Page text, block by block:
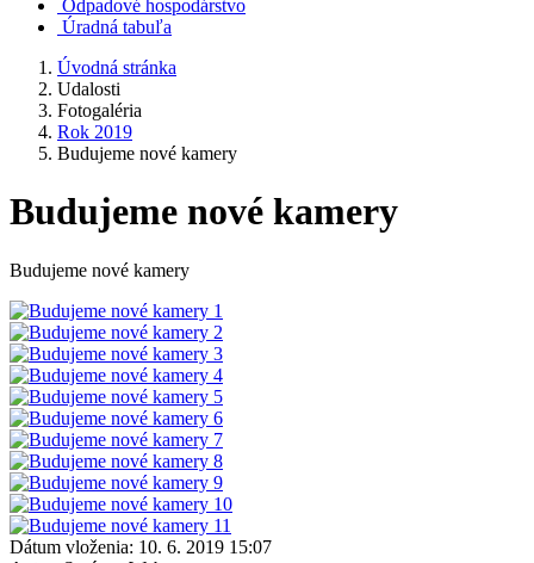
Odpadové hospodárstvo
Úradná tabuľa
Úvodná stránka
Udalosti
Fotogaléria
Rok 2019
Budujeme nové kamery
Budujeme nové kamery
Budujeme nové kamery
Dátum vloženia: 10. 6. 2019 15:07